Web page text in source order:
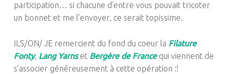
participation… si chacune d’entre vous pouvait tricoter
un bonnet et me l’envoyer, ce serait topissime.
ILS/ON/ JE remercient du fond du coeur la Filature
Fonty, Lang Yarnset Bergère de Francequi viennent de
s’associer généreusement à cette opération :!